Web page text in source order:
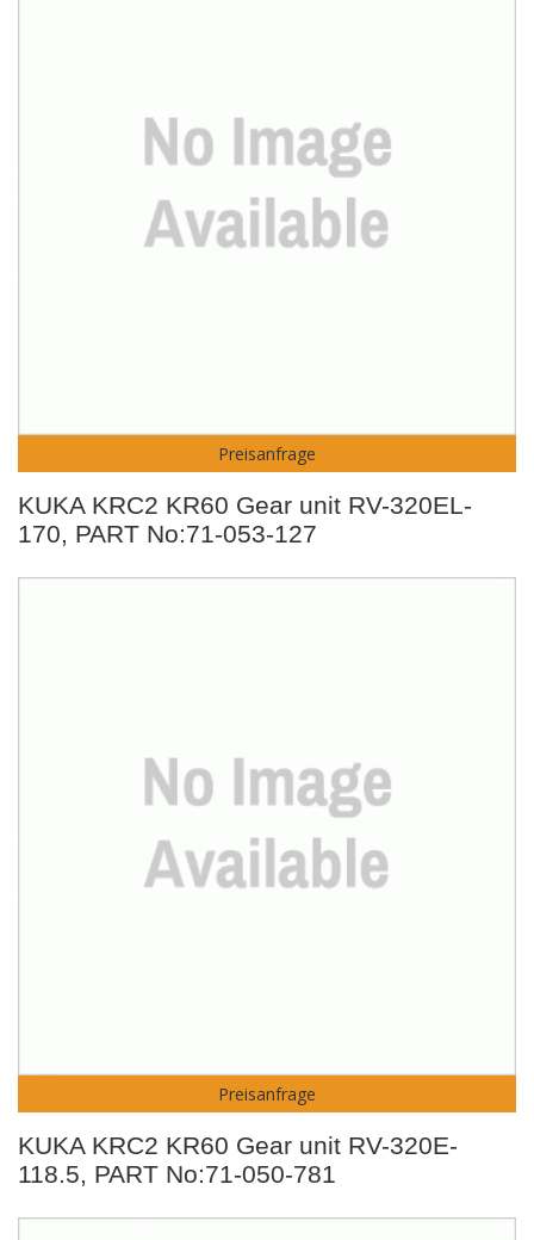
Preisanfrage
KUKA KRC2 KR60 Gear unit RV-320EL-
170, PART No:71-053-127
Preisanfrage
KUKA KRC2 KR60 Gear unit RV-320E-
118.5, PART No:71-050-781